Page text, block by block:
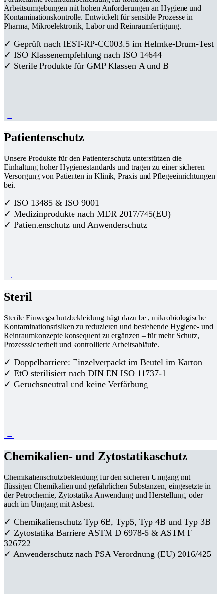
Arbeitsumgebungen mit hohen Anforderungen an Hygiene und
Kontaminationskontrolle. Entwickelt für sensible Prozesse in
Pharma, Mikroelektronik, Labor und Reinraumfertigung.
✓ Geprüft nach IEST-RP-CC003.5 im Helmke-Drum-Test
✓ ISO Klassenempfehlung nach ISO 14644
✓ Sterile Produkte für GMP Klassen A und B
→
Patientenschutz
Unsere Produkte für den Patientenschutz unterstützen die
Einhaltung hoher Hygienestandards und tragen zu einer sicheren
Versorgung von Patienten in Klinik, Praxis und Pflegeeinrichtungen
bei.
✓ ISO 13485 & ISO 9001
✓ Medizinprodukte nach MDR 2017/745(EU)
✓ Patientenschutz und Anwenderschutz
→
Steril
Sterile Einwegschutzbekleidung trägt dazu bei, mikrobiologische
Kontaminationsrisiken zu reduzieren und bestehende Hygiene- und
Reinraumkonzepte konsequent zu ergänzen – für mehr Schutz,
Prozesssicherheit und kontrollierte Arbeitsabläufe.
✓ Doppelbarriere: Einzelverpackt im Beutel im Karton
✓ EtO sterilisiert nach DIN EN ISO 11737-1
✓ Geruchsneutral und keine Verfärbung
→
Chemikalien- und Zytostatikaschutz
Chemikalienschutzbekleidung für den sicheren Umgang mit
flüssigen Chemikalien und gefährlichen Substanzen, eingesetzte in
der Petrochemie, Zytostatika Anwendung und Herstellung, oder
auch im Umgang mit Asbest.
✓ Chemikalienschutz Typ 6B, Typ5, Typ 4B und Typ 3B
✓ Zytostatika Barriere ASTM D 6978-5 & ASTM F
326722
✓ Anwenderschutz nach PSA Verordnung (EU) 2016/425